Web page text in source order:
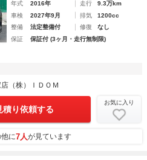
年式 2016年 走行
9.3万km
車検
2027年9月 排気
1200cc
整備
法定整備付 修復
なし
保証
保証付 (3ヶ月・走行無制限)
（株）ＩＤＯＭ
積り依頼する
お気に入り
に7人が見ています